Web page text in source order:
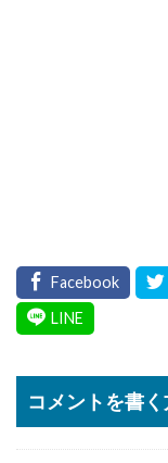
コメントを書